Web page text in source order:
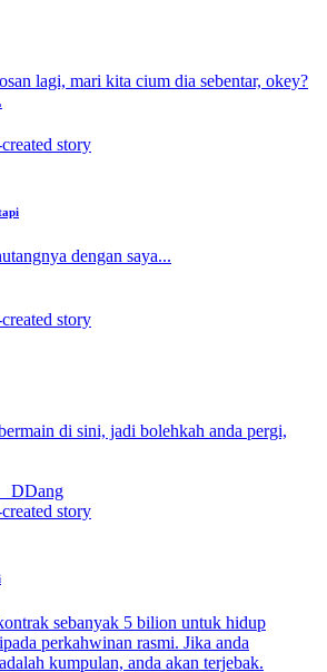
lagi, mari kita cium dia sebentar, okey?
dengan saya...
di sini, jadi bolehkah anda pergi,
sebanyak 5 bilion untuk hidup
perkahwinan rasmi. Jika anda
kumpulan, anda akan terjebak.